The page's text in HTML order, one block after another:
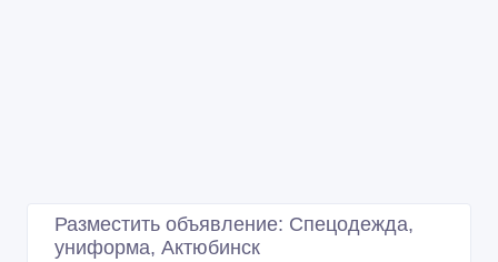
Разместить объявление: Спецодежда,
униформа, Актюбинск